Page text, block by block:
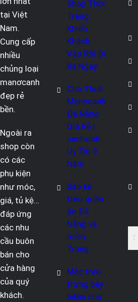
tại Việt
Nam.
Cung cấp
nhiều
chủng loại
manơcanh
đẹp rẻ
bền.
Ngoài ra
shop còn
có các
phụ kiện
như móc,
giá, tủ kệ…
đáp ứng
các nhu
cầu buôn
bán cho
cửa hàng
của quý
khách.
Shop Thời
Trang
Khiến
Khách
Vào Rồi Đi
Ra Ngay
Cho Thuê
Manocanh
Đà Nẵng
Giá Rẻ |
canhxinh
Uy Tín 9
Năm
Sào kệ
treo quần
áo Đà
Nẵng và
miền
Trung
Mắc treo
trưng bày
bikini cho